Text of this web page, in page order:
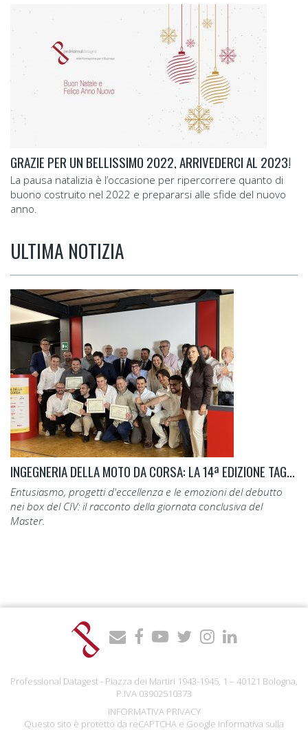
GRAZIE PER UN BELLISSIMO 2022, ARRIVEDERCI AL 2023!
La pausa natalizia è l’occasione per ripercorrere quanto di
buono costruito nel 2022 e prepararsi alle sfide del nuovo
anno.
ULTIMA NOTIZIA
INGEGNERIA DELLA MOTO DA CORSA: LA 14ª EDIZIONE TAGLIA IL TRAGUARDO.
Entusiasmo, progetti d'eccellenza e le emozioni del debutto
nei box del CIV: il racconto della giornata conclusiva del
Master.
Professional Datagest - Piazza dei Martiri 1943-1945, 1 – 40121 Bologna,
P.IVA 03902510373
INFORMATIVA PRIVACY
Questo sito è protetto da reCAPTCHA e Google Informativa sulla